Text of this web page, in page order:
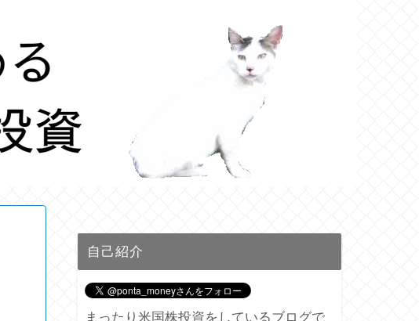
自己紹介
まったり米国株投資をしているブログで